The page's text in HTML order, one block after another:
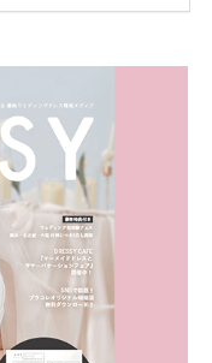
してしまうことも……。
方法・注意点 「どこが
は？」といった疑問も
補を絞れる「ウェディ
型 […]
続きを読む